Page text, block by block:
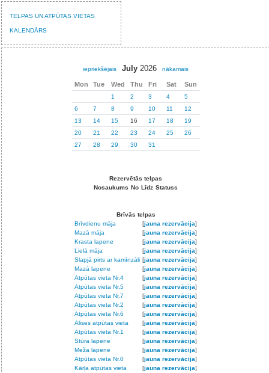
TELPAS UN ATPŪTAS VIETAS
KALENDĀRS
iepriekšējais July 2026 nākamais
Mon Tue Wed Thu Fri Sat Sun
1 2 3 4
5
6
7 8 9 10 11
12
13
14 15 16 17 18
19
20
21 22 23 24 25
26
27
28 29 30 31
Rezervētās telpas
Nosaukums No Līdz Statuss
Brīvās telpas
Brīvdienu māja
[jauna rezervācija]
Mazā māja
[jauna rezervācija]
Krasta lapene
[jauna rezervācija]
Lielā māja
[jauna rezervācija]
Slapjā pirts ar kamīnzāli [jauna rezervācija]
Mazā lapene
[jauna rezervācija]
Atpūtas vieta Nr.4
[jauna rezervācija]
Atpūtas vieta Nr.5
[jauna rezervācija]
Atpūtas vieta Nr.7
[jauna rezervācija]
Atpūtas vieta Nr.2
[jauna rezervācija]
Atpūtas vieta Nr.6
[jauna rezervācija]
Alises atpūtas vieta
[jauna rezervācija]
Atpūtas vieta Nr.1
[jauna rezervācija]
Stūra lapene
[jauna rezervācija]
Meža lapene
[jauna rezervācija]
Atpūtas vieta Nr.0
[jauna rezervācija]
Kārļa atpūtas vieta
[jauna rezervācija]